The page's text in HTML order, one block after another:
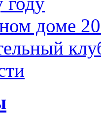
доме